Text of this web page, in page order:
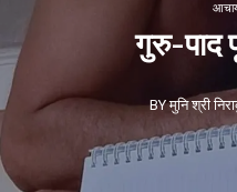
गुरु-पाद
BY मुनि श्री